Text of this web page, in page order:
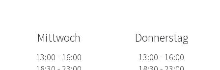
Mittwoch
13:00 - 16:00
Donnerstag
13:00 - 16:00